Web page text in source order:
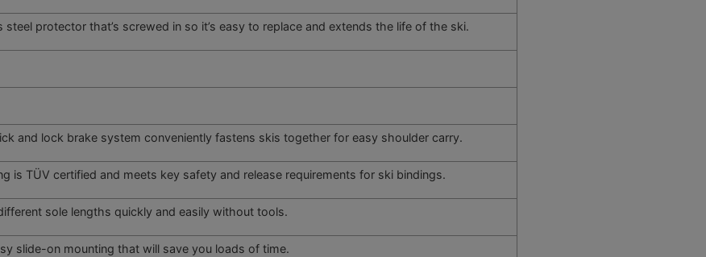
steel protector that’s screwed in so it’s easy to replace and extends the life of the ski.
and lock brake system conveniently fastens skis together for easy shoulder carry.
is TÜV certified and meets key safety and release requirements for ski bindings.
sole lengths quickly and easily without tools.
slide-on mounting that will save you loads of time.